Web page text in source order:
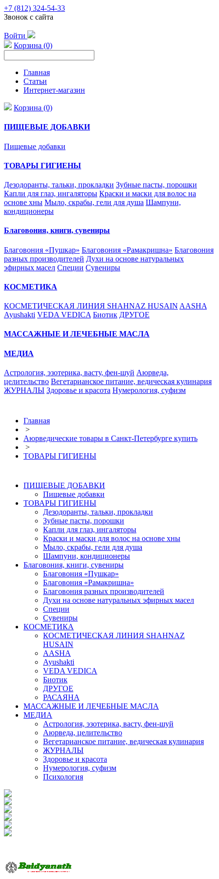
+7 (812) 324-54-33
Звонок с сайта
Войти
Корзина (0)
Главная
Статьи
Интернет-магазин
Корзина (0)
ПИЩЕВЫЕ ДОБАВКИ
Пищевые добавки
ТОВАРЫ ГИГИЕНЫ
Дезодоранты, тальки, прокладки Зубные пасты, порошки
Капли для глаз, ингаляторы Краски и маски для волос на
основе хны Мыло, скрабы, гели для душа Шампуни,
кондиционеры
Благовония, книги, сувениры
Благовония «Пушкар» Благовония «Рамакришна» Благовония
разных производителей Духи на основе натуральных
эфирных масел Специи Сувениры
КОСМЕТИКА
КОСМЕТИЧЕСКАЯ ЛИНИЯ SHAHNAZ HUSAIN AASHA
Ayushakti VEDA VEDICA Биотик ДРУГОЕ
МАССАЖНЫЕ И ЛЕЧЕБНЫЕ МАСЛА
МЕДИА
Астрология, эзотерика, васту, фен-шуй Аюрведа,
целительство Вегетарианское питание, ведическая кулинария
ЖУРНАЛЫ Здоровье и красота Нумерология, суфизм
Главная
>
Аюрведические товары в Санкт-Петербурге купить
>
ТОВАРЫ ГИГИЕНЫ
ПИЩЕВЫЕ ДОБАВКИ
Пищевые добавки
ТОВАРЫ ГИГИЕНЫ
Дезодоранты, тальки, прокладки
Зубные пасты, порошки
Капли для глаз, ингаляторы
Краски и маски для волос на основе хны
Мыло, скрабы, гели для душа
Шампуни, кондиционеры
Благовония, книги, сувениры
Благовония «Пушкар»
Благовония «Рамакришна»
Благовония разных производителей
Духи на основе натуральных эфирных масел
Специи
Сувениры
КОСМЕТИКА
КОСМЕТИЧЕСКАЯ ЛИНИЯ SHAHNAZ
HUSAIN
AASHA
Ayushakti
VEDA VEDICA
Биотик
ДРУГОЕ
РАСАЯНА
МАССАЖНЫЕ И ЛЕЧЕБНЫЕ МАСЛА
МЕДИА
Астрология, эзотерика, васту, фен-шуй
Аюрведа, целительство
Вегетарианское питание, ведическая кулинария
ЖУРНАЛЫ
Здоровье и красота
Нумерология, суфизм
Психология